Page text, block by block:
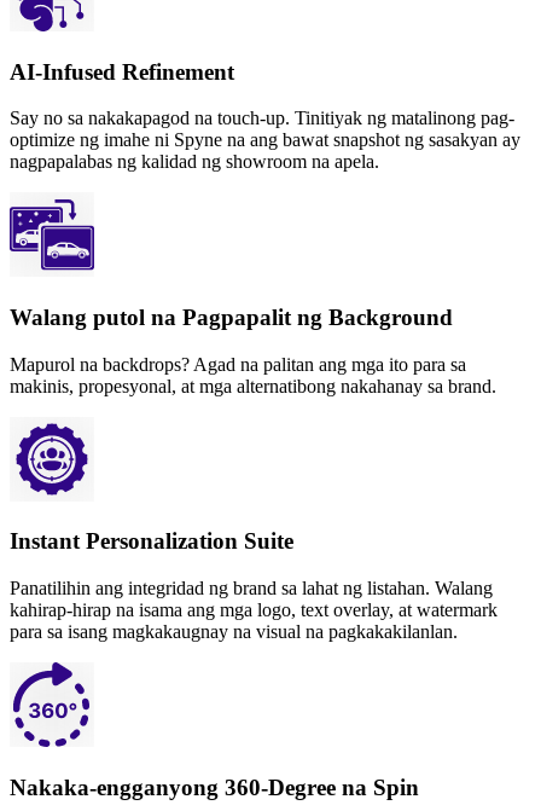
AI-Infused Refinement
Say no sa nakakapagod na touch-up. Tinitiyak ng matalinong pag-
optimize ng imahe ni Spyne na ang bawat snapshot ng sasakyan ay
nagpapalabas ng kalidad ng showroom na apela.
Walang putol na Pagpapalit ng Background
Mapurol na backdrops? Agad na palitan ang mga ito para sa
makinis, propesyonal, at mga alternatibong nakahanay sa brand.
Instant Personalization Suite
Panatilihin ang integridad ng brand sa lahat ng listahan. Walang
kahirap-hirap na isama ang mga logo, text overlay, at watermark
para sa isang magkakaugnay na visual na pagkakakilanlan.
Nakaka-engganyong 360-Degree na Spin